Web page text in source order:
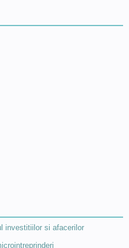
investitiilor si afacerilor